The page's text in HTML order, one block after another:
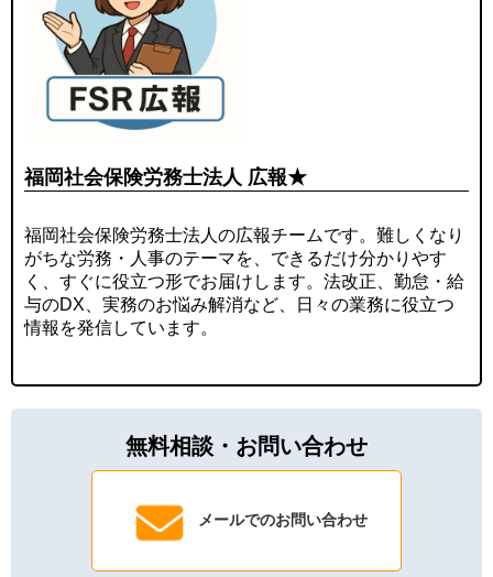
福岡社会保険労務士法人 広報★
福岡社会保険労務士法人の広報チームです。難しくなり
がちな労務・人事のテーマを、できるだけ分かりやす
く、すぐに役立つ形でお届けします。法改正、勤怠・給
与のDX、実務のお悩み解消など、日々の業務に役立つ
情報を発信しています。
無料相談・お問い合わせ
メールでのお問い合わせ